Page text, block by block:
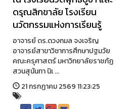
ดรุณสิกขาลัย โรงเรียน
นวัตกรรมแห่งการเรียนรู้
อาจารย์ ดร.ดวงกมล จงเจริญ
อาจารย์สาขาวิชาการศึกษาปฐมวัย
คณะครุศาสตร์ มหาวิทยาลัยราชภัฏ
สวนสุนันทา นิเ ...
21 กรกฏาคม 2569 11:23:25